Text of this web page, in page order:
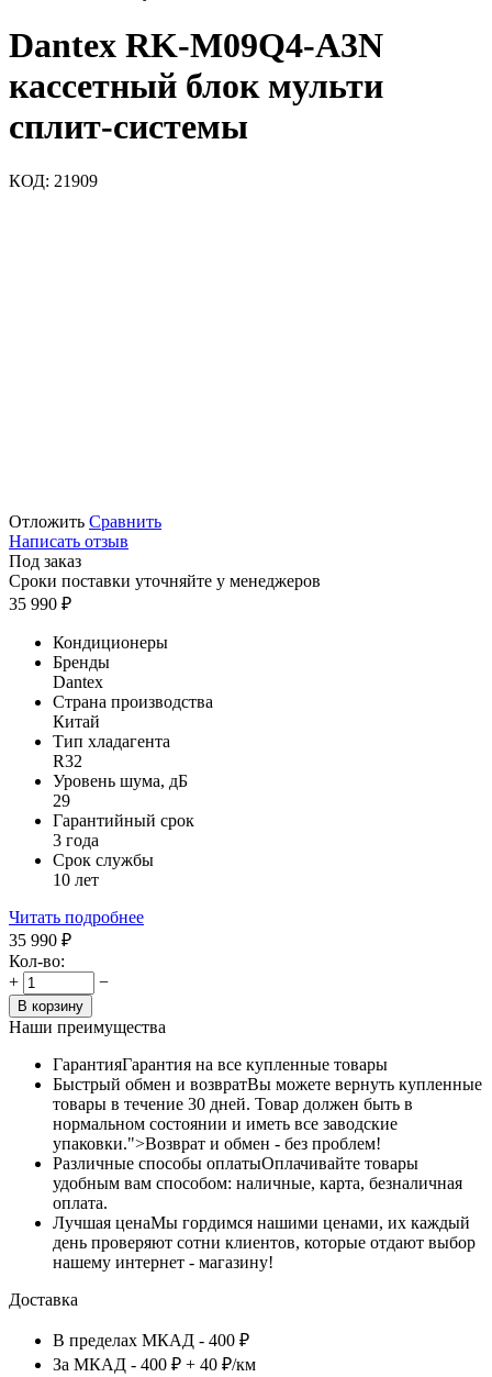
Dantex RK-M09Q4-A3N
кассетный блок мульти
сплит-системы
КОД: 21909
Отложить Сравнить
Написать отзыв
Под заказ
Сроки поставки уточняйте у менеджеров
35 990 ₽
Кондиционеры
Бренды
Dantex
Страна производства
Китай
Тип хладагента
R32
Уровень шума, дБ
29
Гарантийный срок
3 года
Срок службы
10 лет
Читать подробнее
35 990 ₽
Кол-во:
+
−
В корзину
Наши преимущества
ГарантияГарантия на все купленные товары
Быстрый обмен и возвратВы можете вернуть купленные
товары в течение 30 дней. Товар должен быть в
нормальном состоянии и иметь все заводские
упаковки.">Возврат и обмен - без проблем!
Различные способы оплатыОплачивайте товары
удобным вам способом: наличные, карта, безналичная
оплата.
Лучшая ценаМы гордимся нашими ценами, их каждый
день проверяют сотни клиентов, которые отдают выбор
нашему интернет - магазину!
Доставка
В пределах МКАД - 400 ₽
За МКАД - 400 ₽ + 40 ₽/км